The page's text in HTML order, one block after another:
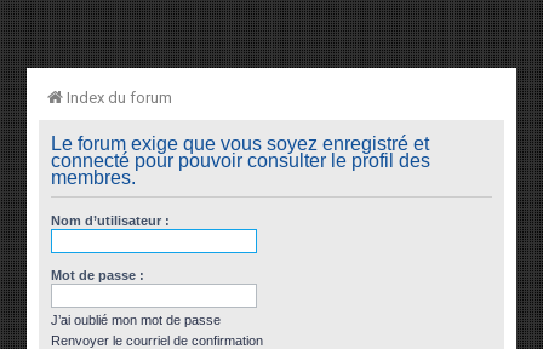
Index du forum
Le forum exige que vous soyez enregistré et
connecté pour pouvoir consulter le profil des
membres.
Nom d’utilisateur :
Mot de passe :
J’ai oublié mon mot de passe
Renvoyer le courriel de confirmation